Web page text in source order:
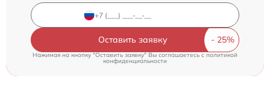
Оставить заявку
Нажимая на кнопку "Оставить заявку" Вы соглашаетесь cполитикой
конфиденциальности